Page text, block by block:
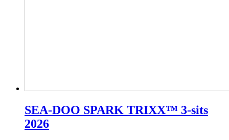
SEA-DOO SPARK TRIXX™ 3-sits
2026